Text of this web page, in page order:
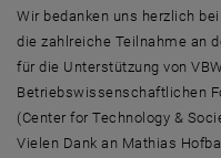
Wir bedanken uns herzlich
die zahlreiche Teilnahme an
für die Unterstützung von
Betriebswissenschaftlichen
(Center for Technology &
Vielen Dank an Mathias